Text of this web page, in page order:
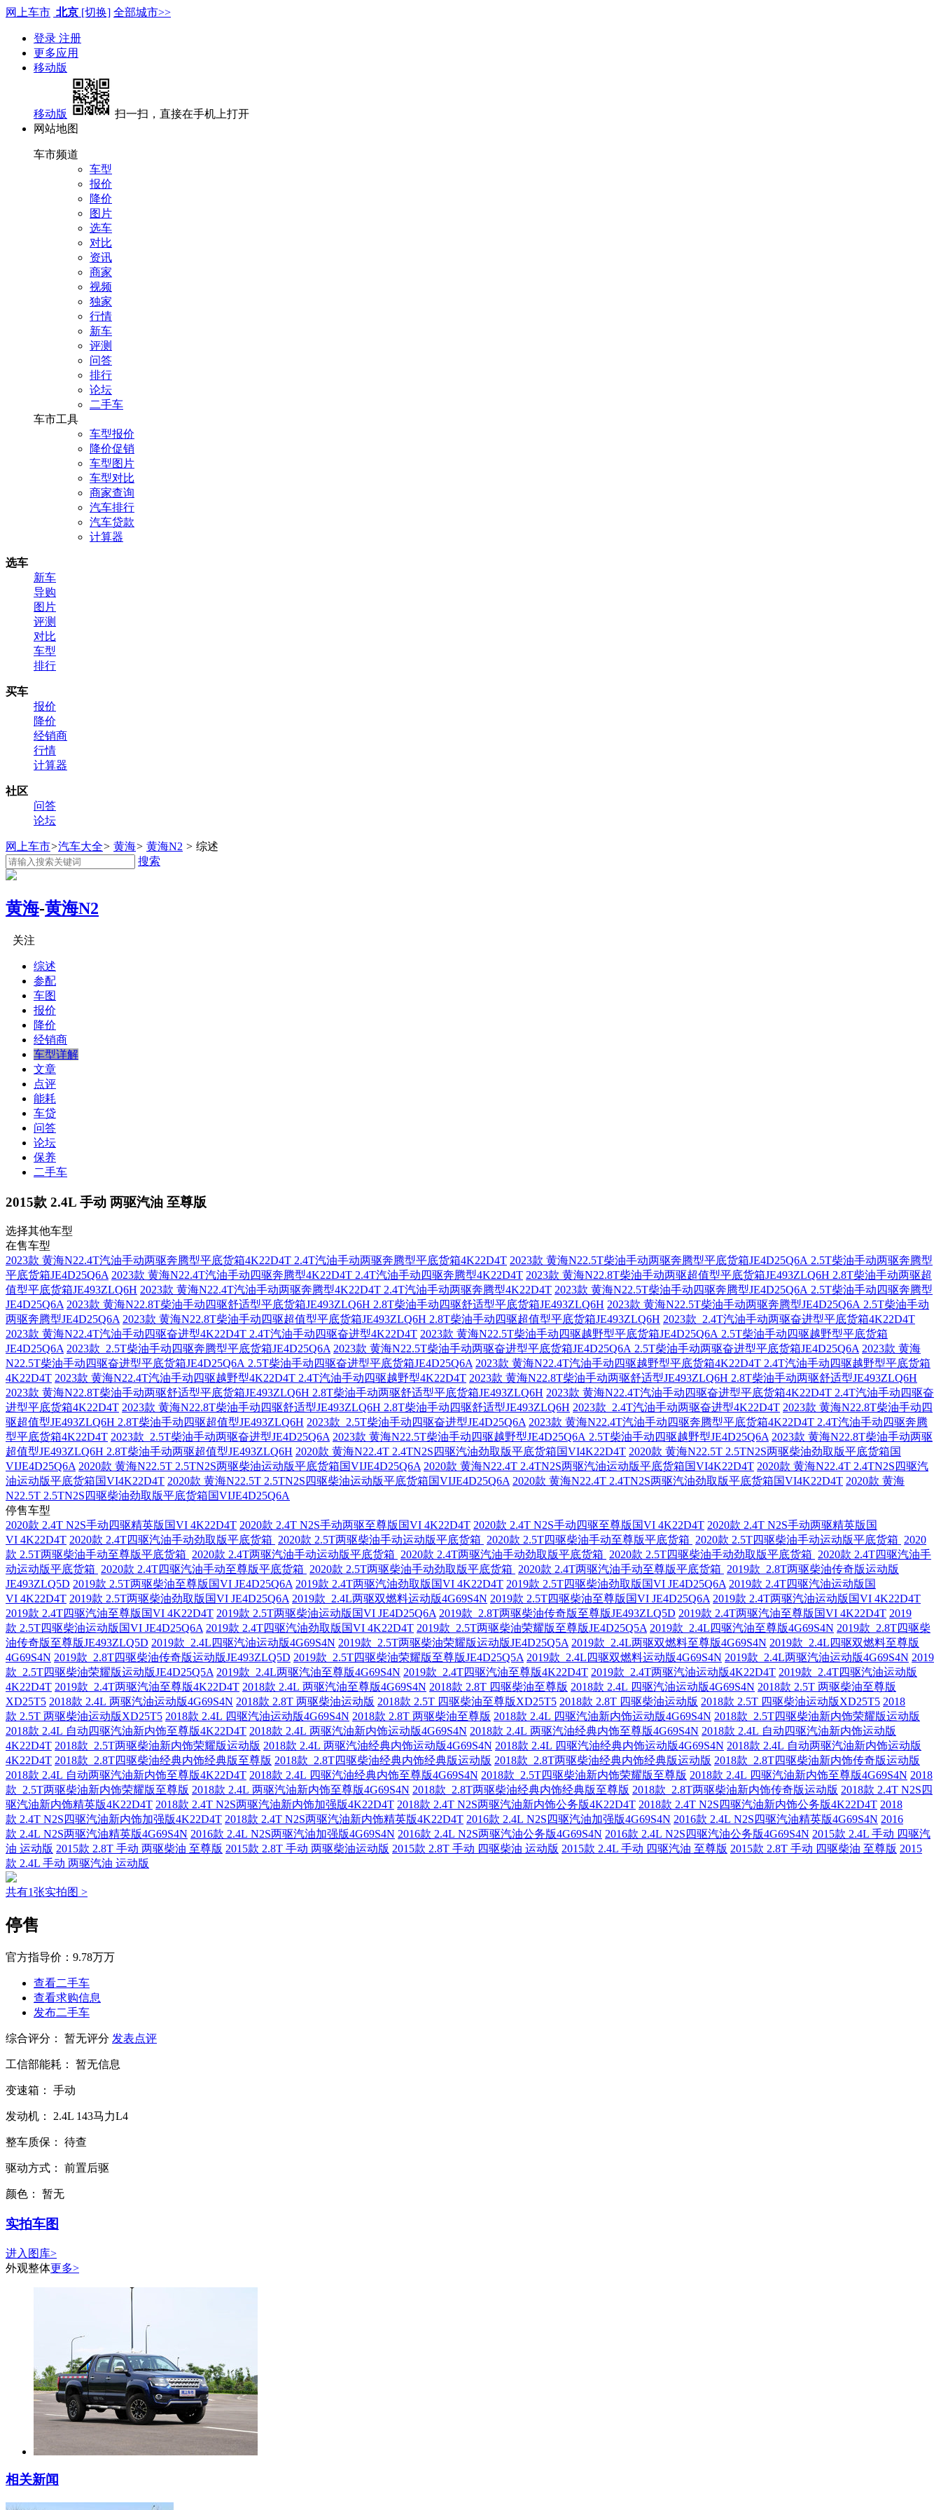
网上车市 北京 [切换] 全部城市>>
登录 注册
更多应用
移动版
移动版
扫一扫，直接在手机上打开
网站地图
车市频道
车型
报价
降价
图片
选车
对比
资讯
商家
视频
独家
行情
新车
评测
问答
排行
论坛
二手车
车市工具
车型报价
降价促销
车型图片
车型对比
商家查询
汽车排行
汽车贷款
计算器
选车
新车
导购
图片
评测
对比
车型
排行
买车
报价
降价
经销商
行情
计算器
社区
问答
论坛
网上车市>汽车大全> 黄海> 黄海N2 > 综述
搜索
黄海-黄海N2
关注
综述
参配
车图
报价
降价
经销商
车型详解
文章
点评
能耗
车贷
问答
论坛
保养
二手车
2015款 2.4L 手动 两驱汽油 至尊版
选择其他车型
在售车型
2023款 黄海N22.4T汽油手动两驱奔腾型平底货箱4K22D4T 2.4T汽油手动两驱奔腾型平底货箱4K22D4T 2023款 黄海N22.5T柴油手动两驱奔腾型平底货箱JE4D25Q6A 2.5T柴油手动两驱奔腾型
平底货箱JE4D25Q6A 2023款 黄海N22.4T汽油手动四驱奔腾型4K22D4T 2.4T汽油手动四驱奔腾型4K22D4T 2023款 黄海N22.8T柴油手动两驱超值型平底货箱JE493ZLQ6H 2.8T柴油手动两驱超
值型平底货箱JE493ZLQ6H 2023款 黄海N22.4T汽油手动两驱奔腾型4K22D4T 2.4T汽油手动两驱奔腾型4K22D4T 2023款 黄海N22.5T柴油手动四驱奔腾型JE4D25Q6A 2.5T柴油手动四驱奔腾型
JE4D25Q6A 2023款 黄海N22.8T柴油手动四驱舒适型平底货箱JE493ZLQ6H 2.8T柴油手动四驱舒适型平底货箱JE493ZLQ6H 2023款 黄海N22.5T柴油手动两驱奔腾型JE4D25Q6A 2.5T柴油手动
两驱奔腾型JE4D25Q6A 2023款 黄海N22.8T柴油手动四驱超值型平底货箱JE493ZLQ6H 2.8T柴油手动四驱超值型平底货箱JE493ZLQ6H 2023款 2.4T汽油手动两驱奋进型平底货箱4K22D4T
2023款 黄海N22.4T汽油手动四驱奋进型4K22D4T 2.4T汽油手动四驱奋进型4K22D4T 2023款 黄海N22.5T柴油手动四驱越野型平底货箱JE4D25Q6A 2.5T柴油手动四驱越野型平底货箱
JE4D25Q6A 2023款 2.5T柴油手动四驱奔腾型平底货箱JE4D25Q6A 2023款 黄海N22.5T柴油手动两驱奋进型平底货箱JE4D25Q6A 2.5T柴油手动两驱奋进型平底货箱JE4D25Q6A 2023款 黄海
N22.5T柴油手动四驱奋进型平底货箱JE4D25Q6A 2.5T柴油手动四驱奋进型平底货箱JE4D25Q6A 2023款 黄海N22.4T汽油手动四驱越野型平底货箱4K22D4T 2.4T汽油手动四驱越野型平底货箱
4K22D4T 2023款 黄海N22.4T汽油手动四驱越野型4K22D4T 2.4T汽油手动四驱越野型4K22D4T 2023款 黄海N22.8T柴油手动两驱舒适型JE493ZLQ6H 2.8T柴油手动两驱舒适型JE493ZLQ6H
2023款 黄海N22.8T柴油手动两驱舒适型平底货箱JE493ZLQ6H 2.8T柴油手动两驱舒适型平底货箱JE493ZLQ6H 2023款 黄海N22.4T汽油手动四驱奋进型平底货箱4K22D4T 2.4T汽油手动四驱奋
进型平底货箱4K22D4T 2023款 黄海N22.8T柴油手动四驱舒适型JE493ZLQ6H 2.8T柴油手动四驱舒适型JE493ZLQ6H 2023款 2.4T汽油手动两驱奋进型4K22D4T 2023款 黄海N22.8T柴油手动四
驱超值型JE493ZLQ6H 2.8T柴油手动四驱超值型JE493ZLQ6H 2023款 2.5T柴油手动四驱奋进型JE4D25Q6A 2023款 黄海N22.4T汽油手动四驱奔腾型平底货箱4K22D4T 2.4T汽油手动四驱奔腾
型平底货箱4K22D4T 2023款 2.5T柴油手动两驱奋进型JE4D25Q6A 2023款 黄海N22.5T柴油手动四驱越野型JE4D25Q6A 2.5T柴油手动四驱越野型JE4D25Q6A 2023款 黄海N22.8T柴油手动两驱
超值型JE493ZLQ6H 2.8T柴油手动两驱超值型JE493ZLQ6H 2020款 黄海N22.4T 2.4TN2S四驱汽油劲取版平底货箱国VI4K22D4T 2020款 黄海N22.5T 2.5TN2S两驱柴油劲取版平底货箱国
VIJE4D25Q6A 2020款 黄海N22.5T 2.5TN2S两驱柴油运动版平底货箱国VIJE4D25Q6A 2020款 黄海N22.4T 2.4TN2S两驱汽油运动版平底货箱国VI4K22D4T 2020款 黄海N22.4T 2.4TN2S四驱汽
油运动版平底货箱国VI4K22D4T 2020款 黄海N22.5T 2.5TN2S四驱柴油运动版平底货箱国VIJE4D25Q6A 2020款 黄海N22.4T 2.4TN2S两驱汽油劲取版平底货箱国VI4K22D4T 2020款 黄海
N22.5T 2.5TN2S四驱柴油劲取版平底货箱国VIJE4D25Q6A
停售车型
2020款 2.4T N2S手动四驱精英版国VI 4K22D4T 2020款 2.4T N2S手动两驱至尊版国VI 4K22D4T 2020款 2.4T N2S手动四驱至尊版国VI 4K22D4T 2020款 2.4T N2S手动两驱精英版国
VI 4K22D4T 2020款 2.4T四驱汽油手动劲取版平底货箱 2020款 2.5T两驱柴油手动运动版平底货箱 2020款 2.5T四驱柴油手动至尊版平底货箱 2020款 2.5T四驱柴油手动运动版平底货箱 2020
款 2.5T两驱柴油手动至尊版平底货箱 2020款 2.4T两驱汽油手动运动版平底货箱 2020款 2.4T两驱汽油手动劲取版平底货箱 2020款 2.5T四驱柴油手动劲取版平底货箱 2020款 2.4T四驱汽油手
动运动版平底货箱 2020款 2.4T四驱汽油手动至尊版平底货箱 2020款 2.5T两驱柴油手动劲取版平底货箱 2020款 2.4T两驱汽油手动至尊版平底货箱 2019款 2.8T两驱柴油传奇版运动版
JE493ZLQ5D 2019款 2.5T两驱柴油至尊版国VI JE4D25Q6A 2019款 2.4T两驱汽油劲取版国VI 4K22D4T 2019款 2.5T四驱柴油劲取版国VI JE4D25Q6A 2019款 2.4T四驱汽油运动版国
VI 4K22D4T 2019款 2.5T两驱柴油劲取版国VI JE4D25Q6A 2019款 2.4L两驱双燃料运动版4G69S4N 2019款 2.5T四驱柴油至尊版国VI JE4D25Q6A 2019款 2.4T两驱汽油运动版国VI 4K22D4T
2019款 2.4T四驱汽油至尊版国VI 4K22D4T 2019款 2.5T两驱柴油运动版国VI JE4D25Q6A 2019款 2.8T两驱柴油传奇版至尊版JE493ZLQ5D 2019款 2.4T两驱汽油至尊版国VI 4K22D4T 2019
款 2.5T四驱柴油运动版国VI JE4D25Q6A 2019款 2.4T四驱汽油劲取版国VI 4K22D4T 2019款 2.5T两驱柴油荣耀版至尊版JE4D25Q5A 2019款 2.4L四驱汽油至尊版4G69S4N 2019款 2.8T四驱柴
油传奇版至尊版JE493ZLQ5D 2019款 2.4L四驱汽油运动版4G69S4N 2019款 2.5T两驱柴油荣耀版运动版JE4D25Q5A 2019款 2.4L两驱双燃料至尊版4G69S4N 2019款 2.4L四驱双燃料至尊版
4G69S4N 2019款 2.8T四驱柴油传奇版运动版JE493ZLQ5D 2019款 2.5T四驱柴油荣耀版至尊版JE4D25Q5A 2019款 2.4L四驱双燃料运动版4G69S4N 2019款 2.4L两驱汽油运动版4G69S4N 2019
款 2.5T四驱柴油荣耀版运动版JE4D25Q5A 2019款 2.4L两驱汽油至尊版4G69S4N 2019款 2.4T四驱汽油至尊版4K22D4T 2019款 2.4T两驱汽油运动版4K22D4T 2019款 2.4T四驱汽油运动版
4K22D4T 2019款 2.4T两驱汽油至尊版4K22D4T 2018款 2.4L 两驱汽油至尊版4G69S4N 2018款 2.8T 四驱柴油至尊版 2018款 2.4L 四驱汽油运动版4G69S4N 2018款 2.5T 两驱柴油至尊版
XD25T5 2018款 2.4L 两驱汽油运动版4G69S4N 2018款 2.8T 两驱柴油运动版 2018款 2.5T 四驱柴油至尊版XD25T5 2018款 2.8T 四驱柴油运动版 2018款 2.5T 四驱柴油运动版XD25T5 2018
款 2.5T 两驱柴油运动版XD25T5 2018款 2.4L 四驱汽油运动版4G69S4N 2018款 2.8T 两驱柴油至尊版 2018款 2.4L 四驱汽油新内饰运动版4G69S4N 2018款 2.5T四驱柴油新内饰荣耀版运动版
2018款 2.4L 自动四驱汽油新内饰至尊版4K22D4T 2018款 2.4L 两驱汽油新内饰运动版4G69S4N 2018款 2.4L 两驱汽油经典内饰至尊版4G69S4N 2018款 2.4L 自动四驱汽油新内饰运动版
4K22D4T 2018款 2.5T两驱柴油新内饰荣耀版运动版 2018款 2.4L 两驱汽油经典内饰运动版4G69S4N 2018款 2.4L 四驱汽油经典内饰运动版4G69S4N 2018款 2.4L 自动两驱汽油新内饰运动版
4K22D4T 2018款 2.8T四驱柴油经典内饰经典版至尊版 2018款 2.8T四驱柴油经典内饰经典版运动版 2018款 2.8T两驱柴油经典内饰经典版运动版 2018款 2.8T四驱柴油新内饰传奇版运动版
2018款 2.4L 自动两驱汽油新内饰至尊版4K22D4T 2018款 2.4L 四驱汽油经典内饰至尊版4G69S4N 2018款 2.5T四驱柴油新内饰荣耀版至尊版 2018款 2.4L 四驱汽油新内饰至尊版4G69S4N 2018
款 2.5T两驱柴油新内饰荣耀版至尊版 2018款 2.4L 两驱汽油新内饰至尊版4G69S4N 2018款 2.8T两驱柴油经典内饰经典版至尊版 2018款 2.8T两驱柴油新内饰传奇版运动版 2018款 2.4T N2S四
驱汽油新内饰精英版4K22D4T 2018款 2.4T N2S两驱汽油新内饰加强版4K22D4T 2018款 2.4T N2S两驱汽油新内饰公务版4K22D4T 2018款 2.4T N2S四驱汽油新内饰公务版4K22D4T 2018
款 2.4T N2S四驱汽油新内饰加强版4K22D4T 2018款 2.4T N2S两驱汽油新内饰精英版4K22D4T 2016款 2.4L N2S四驱汽油加强版4G69S4N 2016款 2.4L N2S四驱汽油精英版4G69S4N 2016
款 2.4L N2S两驱汽油精英版4G69S4N 2016款 2.4L N2S两驱汽油加强版4G69S4N 2016款 2.4L N2S两驱汽油公务版4G69S4N 2016款 2.4L N2S四驱汽油公务版4G69S4N 2015款 2.4L 手动 四驱汽
油 运动版 2015款 2.8T 手动 两驱柴油 至尊版 2015款 2.8T 手动 两驱柴油运动版 2015款 2.8T 手动 四驱柴油 运动版 2015款 2.4L 手动 四驱汽油 至尊版 2015款 2.8T 手动 四驱柴油 至尊版 2015
款 2.4L 手动 两驱汽油 运动版
共有1张实拍图 >
停售
官方指导价： 9.78万万
查看二手车
查看求购信息
发布二手车
综合评分： 暂无评分 发表点评
工信部能耗： 暂无信息
变速箱： 手动
发动机： 2.4L 143马力L4
整车质保： 待查
驱动方式： 前置后驱
颜色： 暂无
实拍车图
进入图库>
外观整体更多>
相关新闻